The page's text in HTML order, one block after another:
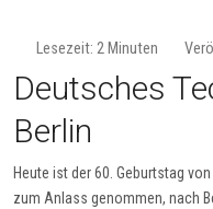
Lesezeit: 2 Minuten
Deutsches
Berlin
Heute ist der 60. Geburtstag
zum Anlass genommen, nach